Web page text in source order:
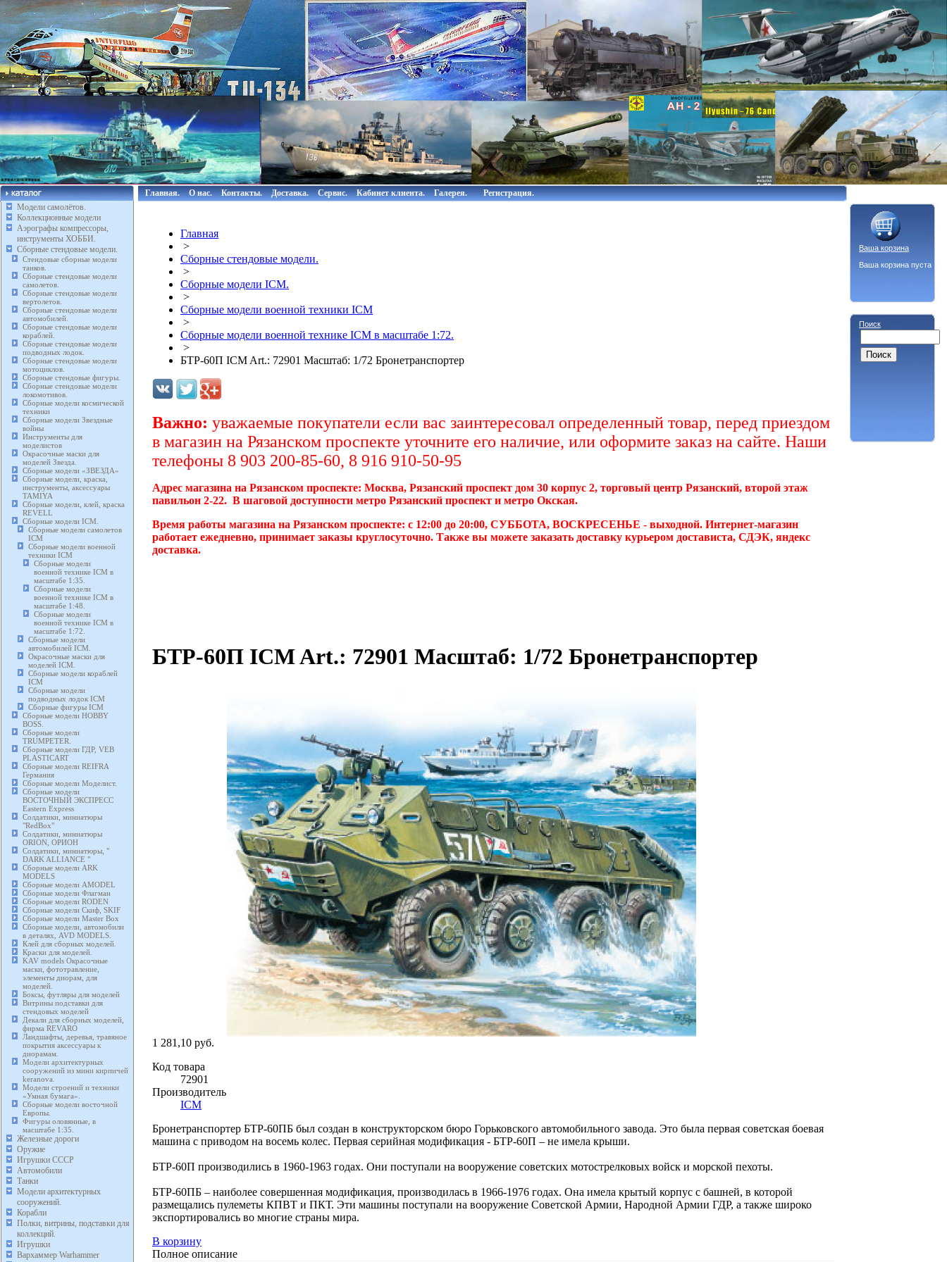
Модели самолётов.
Коллекционные модели
Аэрографы компрессоры,
инструменты ХОББИ.
Сборные стендовые модели.
Стендовые сборные модели
танков.
Сборные стендовые модели
самолетов.
Сборные стендовые модели
вертолетов.
Сборные стендовые модели
автомобилей.
Сборные стендовые модели
кораблей.
Сборные стендовые модели
подводных лодок.
Сборные стендовые модели
мотоциклов.
Сборные стендовые фигуры.
Сборные стендовые модели
локомотивов.
Сборные модели космической
техники
Сборные модели Звездные
войны
Инструменты для
моделистов
Окрасочные маски для
моделей Звезда.
Сборные модели «ЗВЕЗДА»
Сборные модели, краска,
инструменты, аксессуары
TAMIYA
Сборные модели, клей, краска
REVELL
Сборные модели ICM.
Сборные модели самолетов
ICM
Сборные модели военной
техники ICM
Сборные модели
военной технике ICM в
масштабе 1:35.
Сборные модели
военной технике ICM в
масштабе 1:48.
Сборные модели
военной технике ICM в
масштабе 1:72.
Сборные модели
автомобилей ICM.
Окрасочные маски для
моделей ICM.
Сборные модели кораблей
ICM
Сборные модели
подводных лодок ICM
Сборные фигуры ICM
Сборные модели HOBBY
BOSS.
Сборные модели
TRUMPETER.
Сборные модели ГДР, VEB
PLASTICART
Сборные модели REIFRA
Германия
Сборные модели Моделист.
Сборные модели
ВОСТОЧНЫЙ ЭКСПРЕСС
Eastern Express
Солдатики, миниатюры
"RedBox"
Солдатики, миниатюры
ORION, ОРИОН
Солдатики, миниатюры, "
DARK ALLIANCE "
Сборные модели ARK
MODELS
Сборные модели AMODEL
Сборные модели Флагман
Сборные модели RODEN
Сборные модели Скиф, SKIF
Сборные модели Master Box
Сборные модели, автомобили
в деталях, AVD MODELS.
Клей для сборных моделей.
Краски для моделей.
KAV models Окрасочные
маски, фототравление,
элементы диорам, для
моделей.
Боксы, футляры для моделей
Витрины подставки для
стендовых моделей
Декали для сборных моделей,
фирма REVARO
Ландшафты, деревья, травяное
покрытия аксессуары к
диорамам.
Модели архитектурных
сооружений из мини кирпичей
keranova.
Модели строений и техники
«Умная бумага».
Сборные модели восточной
Европы.
Фигуры оловянные, в
масштабе 1:35.
Железные дороги
Оружие
Игрушки СССР
Автомобили
Танки
Модели архитектурных
сооружений.
Корабли
Полки, витрины, подставки для
коллекций.
Игрушки
Вархаммер Warhammer
Главная. О нас. Контакты. Доставка. Сервис. Кабинет клиента. Галерея. Регистрация.
Главная
>
Сборные стендовые модели.
>
Сборные модели ICM.
>
Сборные модели военной техники ICM
>
Сборные модели военной технике ICM в масштабе 1:72.
>
БТР-60П ICM Art.: 72901 Масштаб: 1/72 Бронетранспортер
Важно: уважаемые покупатели если вас заинтересовал определенный товар, перед приездом
в магазин на Рязанском проспекте уточните его наличие, или оформите заказ на сайте. Наши
телефоны 8 903 200-85-60, 8 916 910-50-95
Адрес магазина на Рязанском проспекте: Москва, Рязанский проспект дом 30 корпус 2, торговый центр Рязанский, второй этаж
павильон 2-22. В шаговой доступности метро Рязанский проспект и метро Окская.
Время работы магазина на Рязанском проспекте: с 12:00 до 20:00, СУББОТА, ВОСКРЕСЕНЬЕ - выходной. Интернет-магазин
работает ежедневно, принимает заказы круглосуточно. Также вы можете заказать доставку курьером достависта, СДЭК, яндекс
доставка.
БТР-60П ICM Art.: 72901 Масштаб: 1/72 Бронетранспортер
1 281,10 руб.
Код товара
72901
Производитель
ICM
Бронетранспортер БТР-60ПБ был создан в конструкторском бюро Горьковского автомобильного завода. Это была первая советская боевая
машина с приводом на восемь колес. Первая серийная модификация - БТР-60П – не имела крыши.
БТР-60П производились в 1960-1963 годах. Они поступали на вооружение советских мотострелковых войск и морской пехоты.
БТР-60ПБ – наиболее совершенная модификация, производилась в 1966-1976 годах. Она имела крытый корпус с башней, в которой
размещались пулеметы КПВТ и ПКТ. Эти машины поступали на вооружение Советской Армии, Народной Армии ГДР, а также широко
экспортировались во многие страны мира.
В корзину
Полное описание
Ваша корзина
Ваша корзина пуста
Поиск